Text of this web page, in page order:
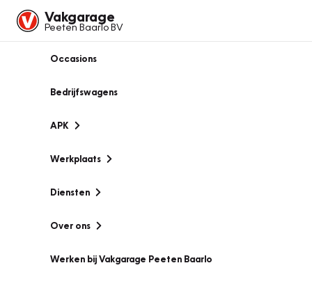
Vakgarage
Peeten Baarlo BV
Occasions
Bedrijfswagens
APK
Werkplaats
Diensten
Over ons
Werken bij Vakgarage Peeten Baarlo